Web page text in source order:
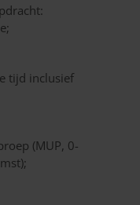
tijd inclusief
(MUP, 0-